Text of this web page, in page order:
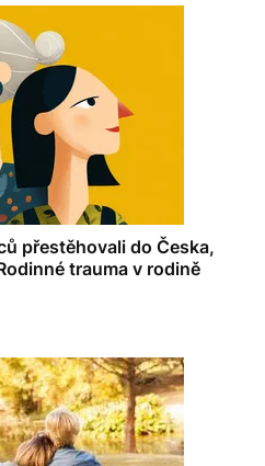
přestěhovali do Česka,
trauma v rodině